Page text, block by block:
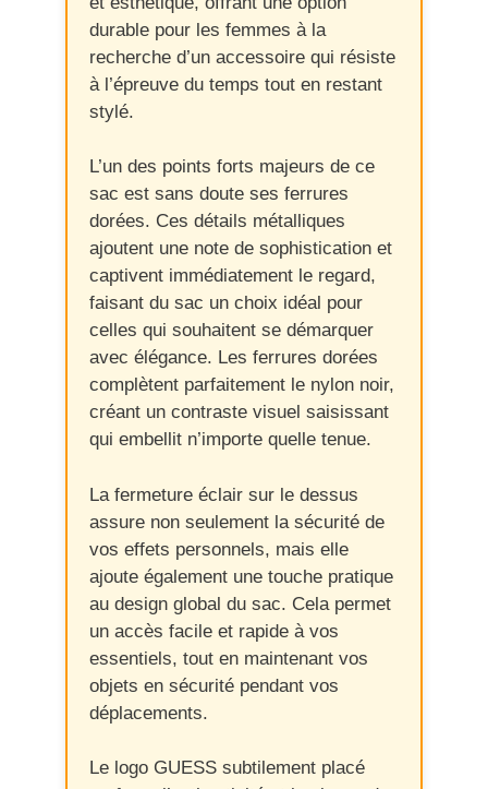
durable pour les femmes à la
recherche d’un accessoire qui résiste
à l’épreuve du temps tout en restant
stylé.
L’un des points forts majeurs de ce
sac est sans doute ses ferrures
dorées. Ces détails métalliques
ajoutent une note de sophistication et
captivent immédiatement le regard,
faisant du sac un choix idéal pour
celles qui souhaitent se démarquer
avec élégance. Les ferrures dorées
complètent parfaitement le nylon noir,
créant un contraste visuel saisissant
qui embellit n’importe quelle tenue.
La fermeture éclair sur le dessus
assure non seulement la sécurité de
vos effets personnels, mais elle
ajoute également une touche pratique
au design global du sac. Cela permet
un accès facile et rapide à vos
essentiels, tout en maintenant vos
objets en sécurité pendant vos
déplacements.
Le logo GUESS subtilement placé